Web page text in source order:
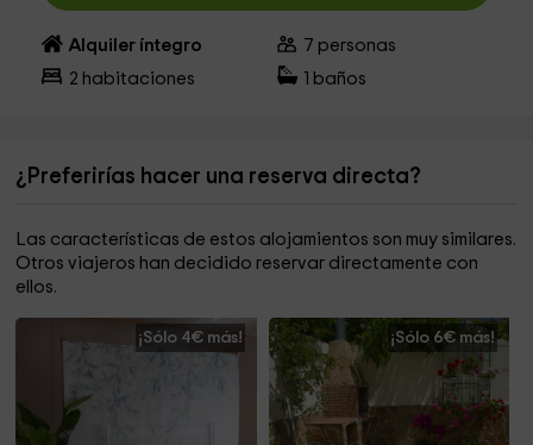
Alquiler íntegro 7 personas
2 habitaciones baños
¿Preferirías hacer una reserva directa?
Las características de estos alojamientos son muy similares.
Otros viajeros han decidido reservar directamente con
ellos.
¡Sólo 4€ más! ¡Sólo 6€ más!